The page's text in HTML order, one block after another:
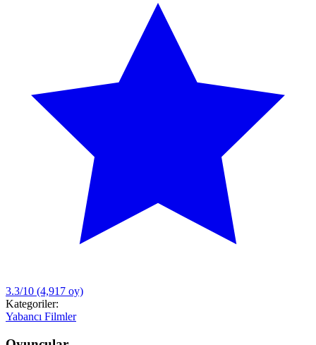
3.3/10 (4,917 oy)
Kategoriler:
Yabancı Filmler